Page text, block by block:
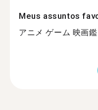
Meus assuntos
アニメ ゲーム 映画鑑